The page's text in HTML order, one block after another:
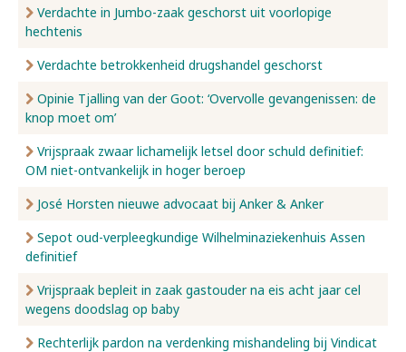
Verdachte in Jumbo-zaak geschorst uit voorlopige
hechtenis
Verdachte betrokkenheid drugshandel geschorst
Opinie Tjalling van der Goot: ‘Overvolle gevangenissen: de
knop moet om’
Vrijspraak zwaar lichamelijk letsel door schuld definitief:
OM niet-ontvankelijk in hoger beroep
José Horsten nieuwe advocaat bij Anker & Anker
Sepot oud-verpleegkundige Wilhelminaziekenhuis Assen
definitief
Vrijspraak bepleit in zaak gastouder na eis acht jaar cel
wegens doodslag op baby
Rechterlijk pardon na verdenking mishandeling bij Vindicat